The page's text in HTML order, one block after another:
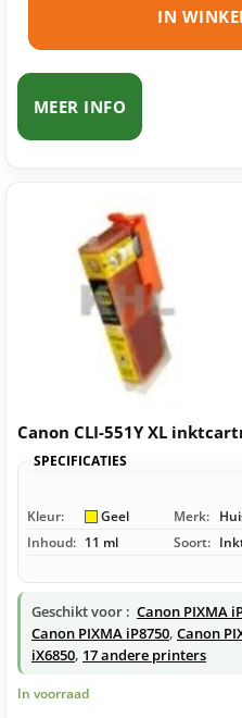
IN
MEER INFO
Canon CLI-551Y XL
SPECIFICATIES
Kleur: Geel Merk:
Inhoud: 11 ml Soort:
Geschikt voor : Canon PIXMA
Canon PIXMA iP8750, Canon
iX6850, 17 andere printers
In voorraad